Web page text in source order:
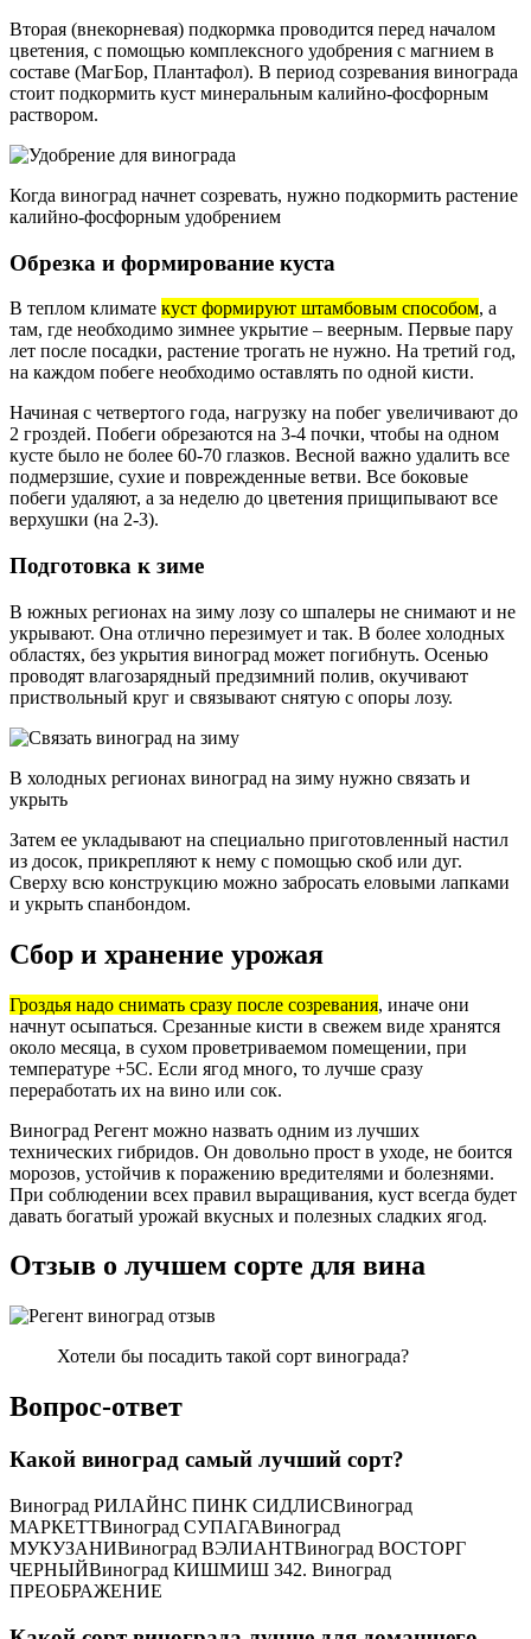
Вторая (внекорневая) подкормка проводится перед началом
цветения, с помощью комплексного удобрения с магнием в
составе (МагБор, Плантафол). В период созревания винограда
стоит подкормить куст минеральным калийно-фосфорным
раствором.
Когда виноград начнет созревать, нужно подкормить растение
калийно-фосфорным удобрением
Обрезка и формирование куста
В теплом климате куст формируют штамбовым способом, а
там, где необходимо зимнее укрытие – веерным. Первые пару
лет после посадки, растение трогать не нужно. На третий год,
на каждом побеге необходимо оставлять по одной кисти.
Начиная с четвертого года, нагрузку на побег увеличивают до
2 гроздей. Побеги обрезаются на 3-4 почки, чтобы на одном
кусте было не более 60-70 глазков. Весной важно удалить все
подмерзшие, сухие и поврежденные ветви. Все боковые
побеги удаляют, а за неделю до цветения прищипывают все
верхушки (на 2-3).
Подготовка к зиме
В южных регионах на зиму лозу со шпалеры не снимают и не
укрывают. Она отлично перезимует и так. В более холодных
областях, без укрытия виноград может погибнуть. Осенью
проводят влагозарядный предзимний полив, окучивают
приствольный круг и связывают снятую с опоры лозу.
В холодных регионах виноград на зиму нужно связать и
укрыть
Затем ее укладывают на специально приготовленный настил
из досок, прикрепляют к нему с помощью скоб или дуг.
Сверху всю конструкцию можно забросать еловыми лапками
и укрыть спанбондом.
Сбор и хранение урожая
Гроздья надо снимать сразу после созревания, иначе они
начнут осыпаться. Срезанные кисти в свежем виде хранятся
около месяца, в сухом проветриваемом помещении, при
температуре +5С. Если ягод много, то лучше сразу
переработать их на вино или сок.
Виноград Регент можно назвать одним из лучших
технических гибридов. Он довольно прост в уходе, не боится
морозов, устойчив к поражению вредителями и болезнями.
При соблюдении всех правил выращивания, куст всегда будет
давать богатый урожай вкусных и полезных сладких ягод.
Отзыв о лучшем сорте для вина
Хотели бы посадить такой сорт винограда?
Вопрос-ответ
Какой виноград самый лучший сорт?
Виноград РИЛАЙНС ПИНК СИДЛИСВиноград
МАРКЕТТВиноград СУПАГАВиноград
МУКУЗАНИВиноград ВЭЛИАНТВиноград ВОСТОРГ
ЧЕРНЫЙВиноград КИШМИШ 342. Виноград
ПРЕОБРАЖЕНИЕ